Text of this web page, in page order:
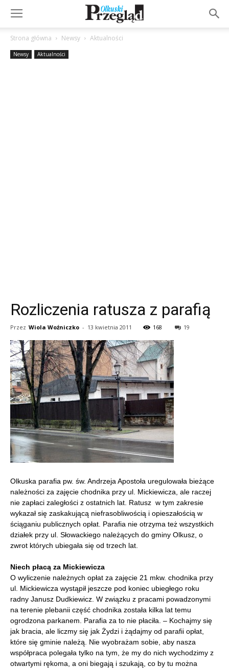
Strona główna Newsy Aktualności
Newsy Aktualności
Rozliczenia ratusza z parafią
Przez Wiola Woźniczko - 13 kwietnia 2011 168 19
Olkuska parafia pw. św. Andrzeja Apostoła uregulowała bieżące
należności za zajęcie chodnika przy ul. Mickiewicza, ale raczej
nie zapłaci zaległości z ostatnich lat. Ratusz w tym zakresie
wykazał się zaskakującą niefrasobliwością i opieszałością w
ściąganiu publicznych opłat. Parafia nie otrzyma też wszystkich
działek przy ul. Słowackiego należących do gminy Olkusz, o
zwrot których ubiegała się od trzech lat.
Niech płacą za Mickiewicza
O wyliczenie należnych opłat za zajęcie 21 mkw. chodnika przy
ul. Mickiewicza wystąpił jeszcze pod koniec ubiegłego roku
radny Janusz Dudkiewicz. W związku z pracami powadzonymi
na terenie plebanii część chodnika została kilka lat temu
ogrodzona parkanem. Parafia za to nie płaciła. – Kochajmy się
jak bracia, ale liczmy się jak Żydzi i żądajmy od parafii opłat,
które się gminie należą. Nie wyobrażam sobie, aby nasza
współpraca polegała tylko na tym, że my do nich wychodzimy z
otwartymi rękoma, a oni biegają i szukają, co by tu można